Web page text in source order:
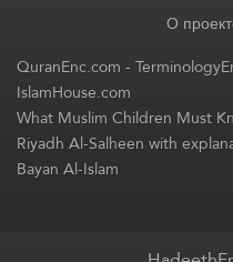
О
QuranEnc.com-
IslamHouse.com
What Muslim Children Must
Riyadh Al-Salheen with
Bayan Al-Islam